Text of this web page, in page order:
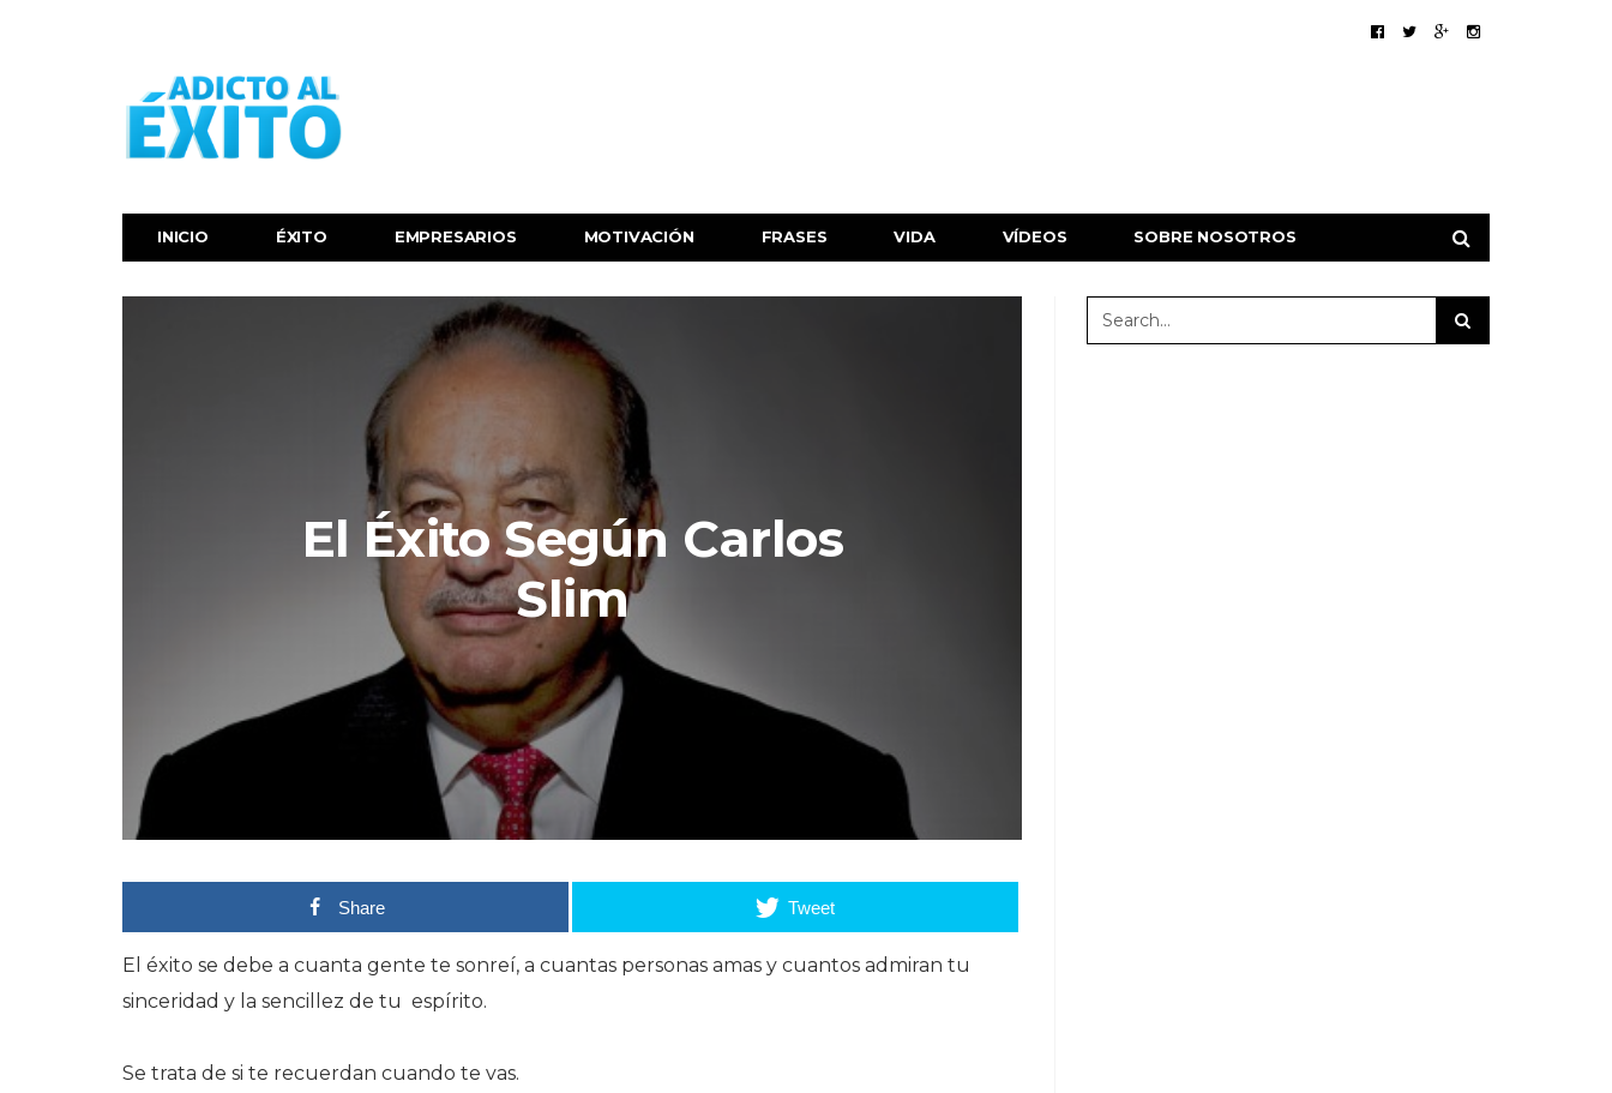
INICIO ÉXITO‬ EMPRESARIOS MOTIVACIÓN FRASES VIDA VÍDEOS SOBRE NOSOTROS
El Éxito Según Carlos
Slim
Share Tweet
El éxito se debe a cuanta gente te sonreí, a cuantas personas amas y cuantos admiran tu
sinceridad y la sencillez de tu espírito.
Se trata de si te recuerdan cuando te vas.